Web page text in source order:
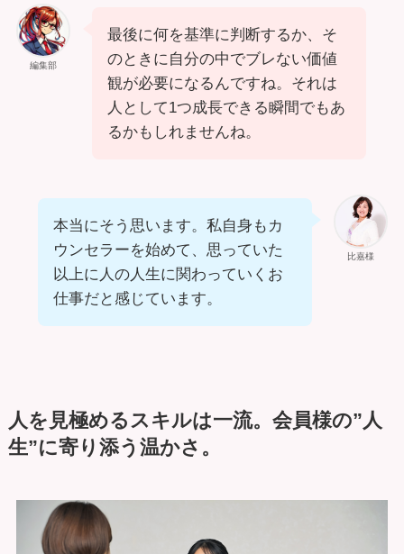
編集部
最後に何を基準に判断するか、そ
のときに自分の中でブレない価値
観が必要になるんですね。それは
人として1つ成長できる瞬間でもあ
るかもしれませんね。
比嘉様
本当にそう思います。私自身もカ
ウンセラーを始めて、思っていた
以上に人の人生に関わっていくお
仕事だと感じています。
人を見極めるスキルは一流。会員様の”人
生”に寄り添う温かさ。